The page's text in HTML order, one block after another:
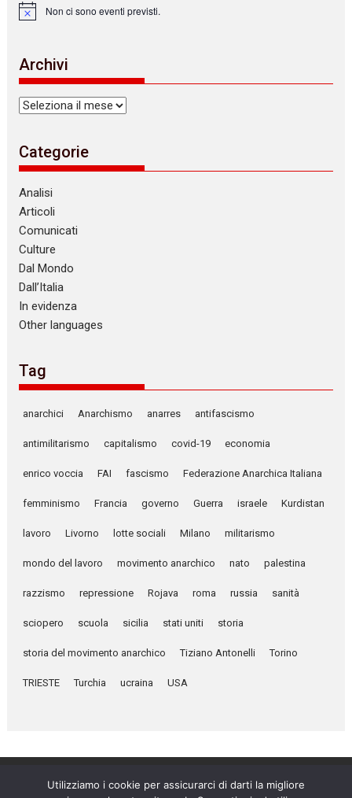
N
c
e
Non ci sono eventi previsti.
Archivi
Archivi
Categorie
Analisi
Articoli
Comunicati
Culture
Dal Mondo
Dall’Italia
In evidenza
Other languages
Tag
anarchici Anarchismo anarres antifascismo
antimilitarismo capitalismo covid-19 economia
enrico voccia FAI fascismo Federazione Anarchica Italiana
femminismo Francia governo Guerra israele Kurdistan
lavoro Livorno lotte sociali Milano militarismo
mondo del lavoro movimento anarchico nato palestina
razzismo repressione Rojava roma russia sanità
sciopero scuola sicilia stati uniti storia
storia del movimento anarchico Tiziano Antonelli Torino
TRIESTE Turchia ucraina USA
Utilizziamo i cookie per assicurarci di darti la migliore